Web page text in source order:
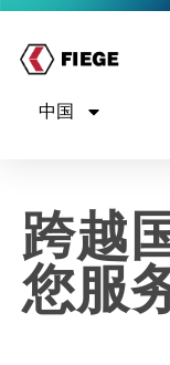
中国
跨越
您服